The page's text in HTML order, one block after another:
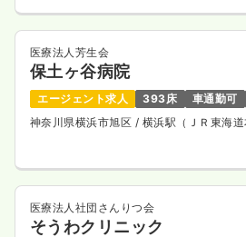
医療法人芳生会
保土ヶ谷病院
エージェント求人 393床 車通勤可
神奈川県横浜市旭区 / 横浜駅（ＪＲ東海道
医療法人社団さんりつ会
そうわクリニック